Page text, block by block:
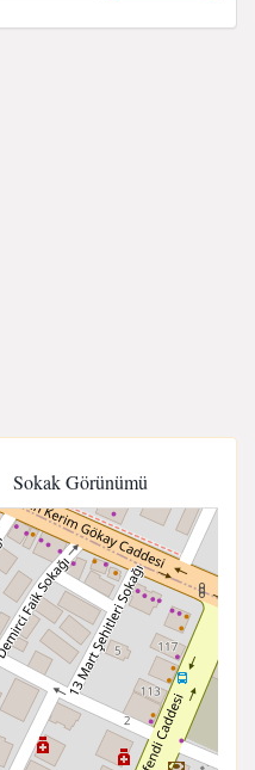
Sokak Görünümü